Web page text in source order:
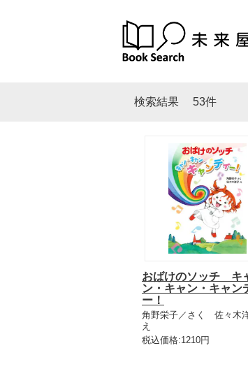
検索結果 53件
おばけのソッチ キ
ン・キャン・キャン
ー！
角野栄子／さく 佐々木
え
税込価格:1210円